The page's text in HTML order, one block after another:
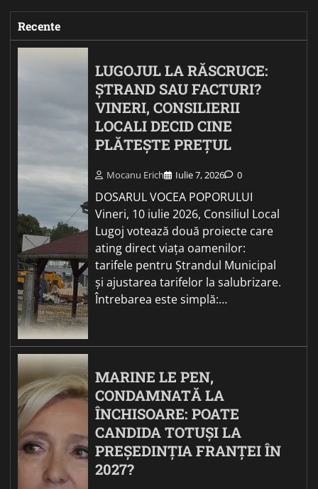
Recente
LUGOJUL LA RĂSCRUCE:
ȘTRAND SAU FACTURI?
VINERI, CONSILIERII
LOCALI DECID CINE
PLĂTEȘTE PREȚUL
Mocanu Erich Iulie 7, 2026 0
DOSARUL VOCEA POPORULUI
Vineri, 10 iulie 2026, Consiliul Local
Lugoj votează două proiecte care
ating direct viața oamenilor:
tarifele pentru Ștrandul Municipal
și ajustarea tarifelor la salubrizare.
Întrebarea este simplă:…
MARINE LE PEN,
CONDAMNATĂ LA
ÎNCHISOARE: POATE
CANDIDA TOTUȘI LA
PREȘEDINȚIA FRANȚEI ÎN
2027?